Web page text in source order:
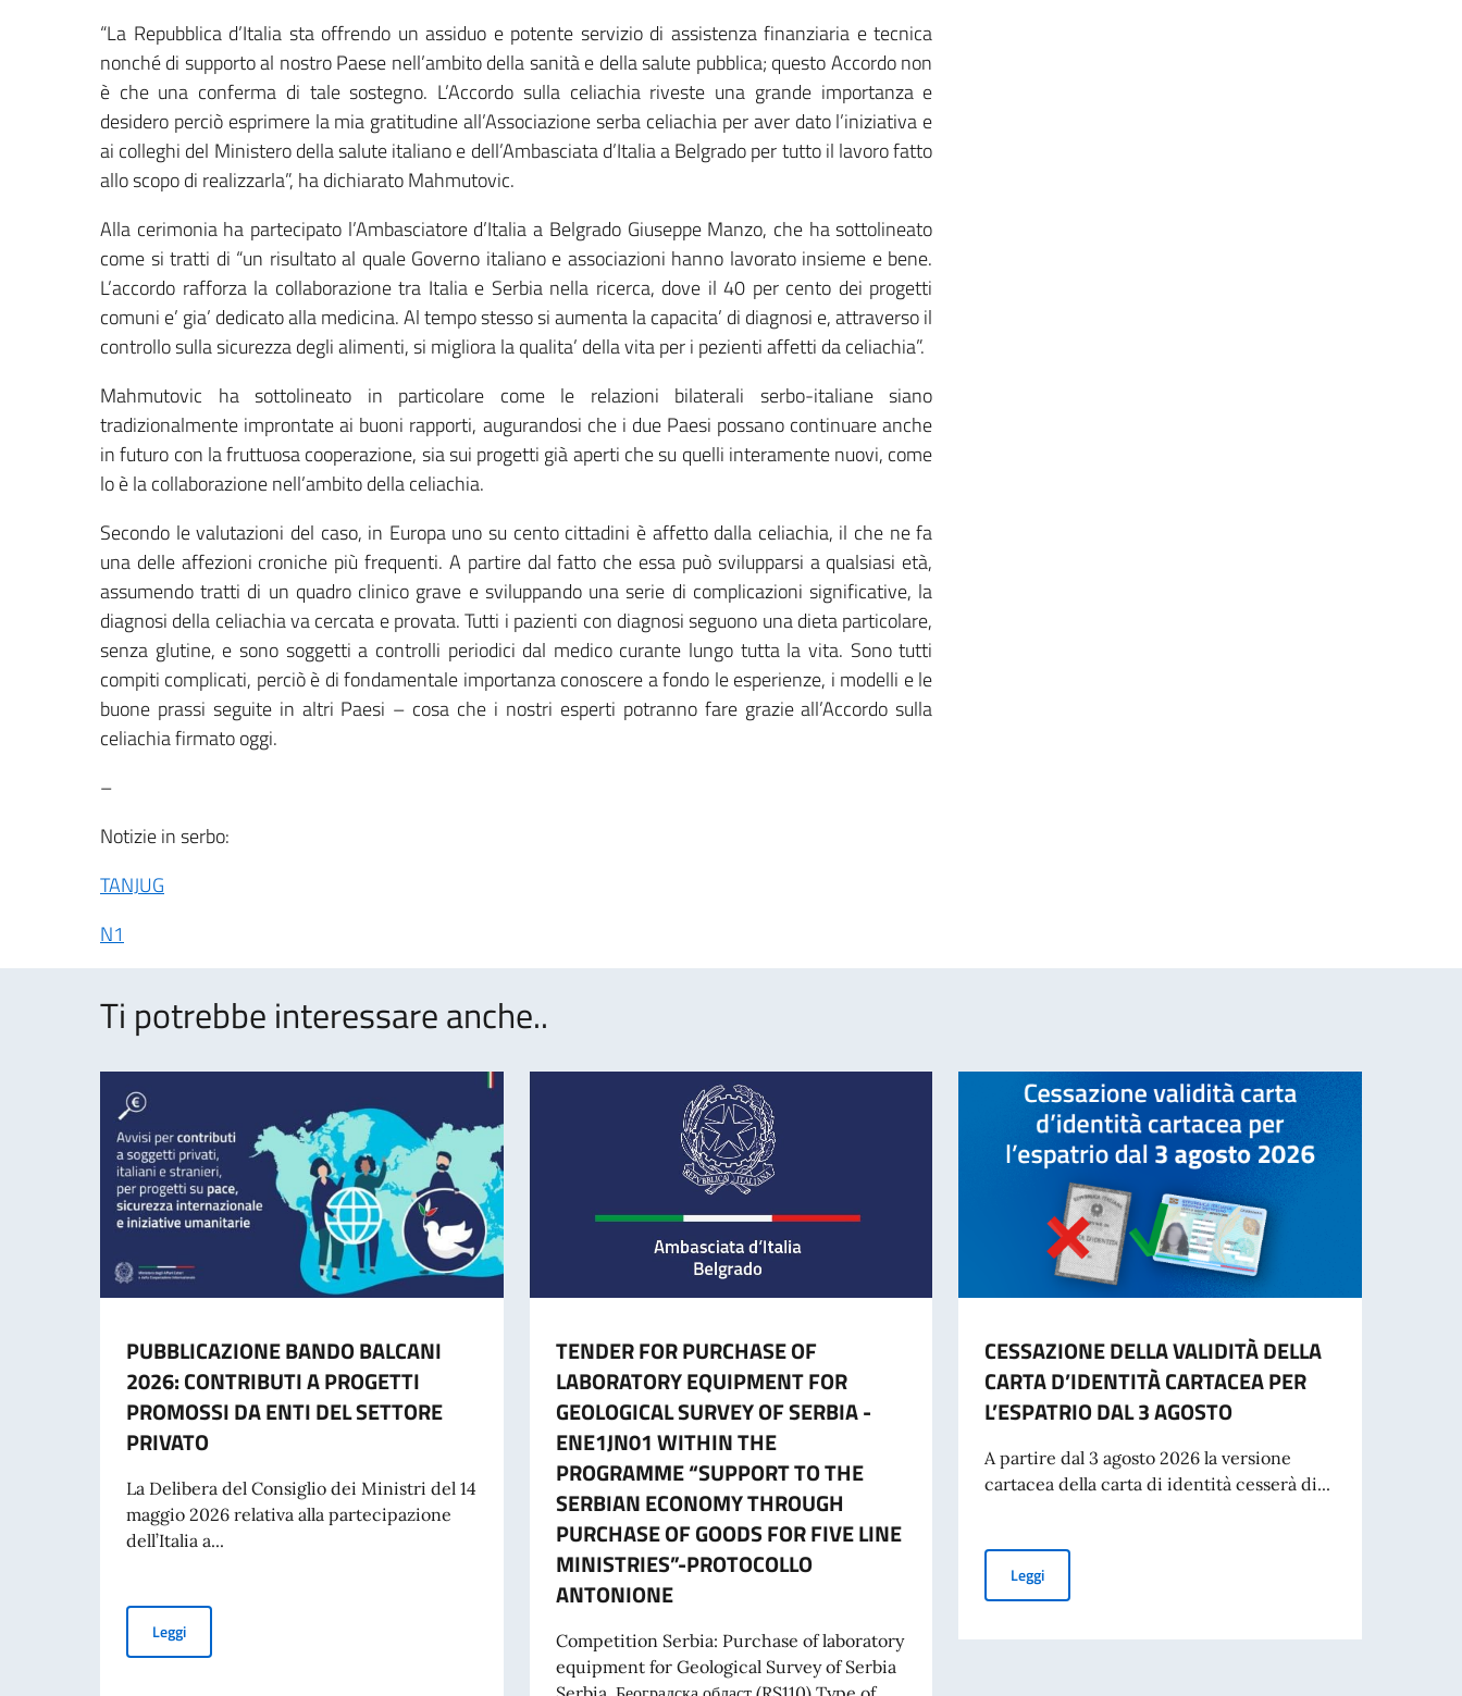
“La Repubblica d’Italia sta offrendo un assiduo e potente servizio di assistenza finanziaria e tecnica
nonché di supporto al nostro Paese nell’ambito della sanità e della salute pubblica; questo Accordo non
è che una conferma di tale sostegno. L’Accordo sulla celiachia riveste una grande importanza e
desidero perciò esprimere la mia gratitudine all’Associazione serba celiachia per aver dato l’iniziativa e
ai colleghi del Ministero della salute italiano e dell’Ambasciata d’Italia a Belgrado per tutto il lavoro fatto
allo scopo di realizzarla”, ha dichiarato Mahmutovic.
Alla cerimonia ha partecipato l’Ambasciatore d’Italia a Belgrado Giuseppe Manzo, che ha sottolineato
come si tratti di “un risultato al quale Governo italiano e associazioni hanno lavorato insieme e bene.
L’accordo rafforza la collaborazione tra Italia e Serbia nella ricerca, dove il 40 per cento dei progetti
comuni e’ gia’ dedicato alla medicina. Al tempo stesso si aumenta la capacita’ di diagnosi e, attraverso il
controllo sulla sicurezza degli alimenti, si migliora la qualita’ della vita per i pezienti affetti da celiachia”.
Mahmutovic ha sottolineato in particolare come le relazioni bilaterali serbo-italiane siano
tradizionalmente improntate ai buoni rapporti, augurandosi che i due Paesi possano continuare anche
in futuro con la fruttuosa cooperazione, sia sui progetti già aperti che su quelli interamente nuovi, come
lo è la collaborazione nell’ambito della celiachia.
Secondo le valutazioni del caso, in Europa uno su cento cittadini è affetto dalla celiachia, il che ne fa
una delle affezioni croniche più frequenti. A partire dal fatto che essa può svilupparsi a qualsiasi età,
assumendo tratti di un quadro clinico grave e sviluppando una serie di complicazioni significative, la
diagnosi della celiachia va cercata e provata. Tutti i pazienti con diagnosi seguono una dieta particolare,
senza glutine, e sono soggetti a controlli periodici dal medico curante lungo tutta la vita. Sono tutti
compiti complicati, perciò è di fondamentale importanza conoscere a fondo le esperienze, i modelli e le
buone prassi seguite in altri Paesi – cosa che i nostri esperti potranno fare grazie all’Accordo sulla
celiachia firmato oggi.
–
Notizie in serbo:
TANJUG
N1
Ti potrebbe interessare anche..
PUBBLICAZIONE BANDO BALCANI
2026: CONTRIBUTI A PROGETTI
PROMOSSI DA ENTI DEL SETTORE
PRIVATO
La Delibera del Consiglio dei Ministri del 14
maggio 2026 relativa alla partecipazione
dell’Italia a...
LeggiPUBBLICAZIONE BANDO BALCANI 2026: CONTRIBUTI A PROGETTI PROMOSSI DA ENTI DEL SETTORE PRIVATO
TENDER FOR PURCHASE OF
LABORATORY EQUIPMENT FOR
GEOLOGICAL SURVEY OF SERBIA -
ENE1JN01 WITHIN THE
PROGRAMME “SUPPORT TO THE
SERBIAN ECONOMY THROUGH
PURCHASE OF GOODS FOR FIVE LINE
MINISTRIES”-PROTOCOLLO
ANTONIONE
Competition Serbia: Purchase of laboratory
equipment for Geological Survey of Serbia
CESSAZIONE DELLA VALIDITÀ DELLA
CARTA D’IDENTITÀ CARTACEA PER
L’ESPATRIO DAL 3 AGOSTO
A partire dal 3 agosto 2026 la versione
cartacea della carta di identità cesserà di...
LeggiCESSAZIONE DELLA VALIDITÀ DELLA CARTA D’IDENTITÀ